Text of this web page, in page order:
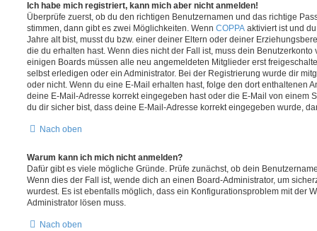
Ich habe mich registriert, kann mich aber nicht anmelden!
Überprüfe zuerst, ob du den richtigen Benutzernamen und das richtige
stimmen, dann gibt es zwei Möglichkeiten. Wenn COPPA aktiviert ist und
Jahre alt bist, musst du bzw. einer deiner Eltern oder deiner
die du erhalten hast. Wenn dies nicht der Fall ist, muss dein
einigen Boards müssen alle neu angemeldeten Mitglieder erst
selbst erledigen oder ein Administrator. Bei der Registrierung wurde dir
oder nicht. Wenn du eine E-Mail erhalten hast, folge den dort enthaltenen
deine E-Mail-Adresse korrekt eingegeben hast oder die E-Mail von einem
du dir sicher bist, dass deine E-Mail-Adresse korrekt eingegeben wurde,
Nach oben
Warum kann ich mich nicht anmelden?
Dafür gibt es viele mögliche Gründe. Prüfe zunächst, ob dein
Wenn dies der Fall ist, wende dich an einen Board-Administrator, um
wurdest. Es ist ebenfalls möglich, dass ein Konfigurationsproblem mit der
Administrator lösen muss.
Nach oben